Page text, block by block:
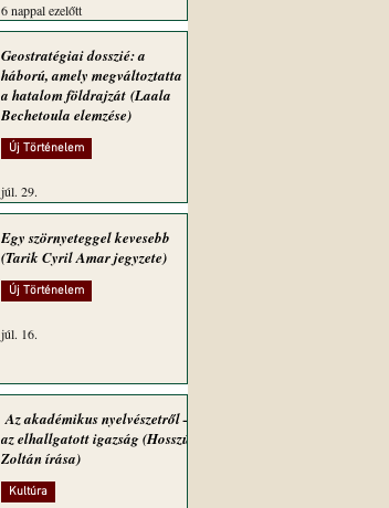
6 nappal ezelőtt
Geostratégiai dosszié: a
háború, amely megváltoztatta
a hatalom földrajzát (Laala
Bechetoula elemzése)
Új Történelem
júl. 29.
Egy szörnyeteggel kevesebb
(Tarik Cyril Amar jegyzete)
Új Történelem
júl. 16.
Az akadémikus nyelvészetről –
az elhallgatott igazság (Hosszú
Zoltán írása)
Kultúra